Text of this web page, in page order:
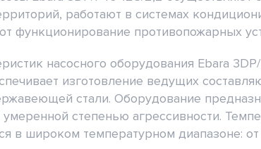
работают в системах
функционирование противопожарных
насосного оборудования Ebara
изготовление ведущих
стали. Оборудование
степенью агрессивности.
в широком температурном диапазоне: